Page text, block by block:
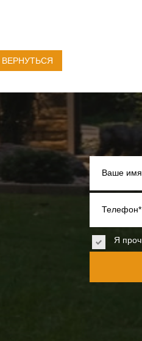
ВЕРНУТЬСЯ
Ваше имя
Телефон*
Я